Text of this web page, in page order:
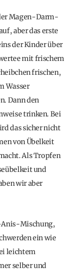
Magen-Darm-
aber das erste
der Kinder über
mit frischem
frischen,
Wasser
Dann den
trinken. Bei
das sicher nicht
von Übelkeit
Als Tropfen
und
wir aber
Mischung,
ein wie
leichtem
selber und